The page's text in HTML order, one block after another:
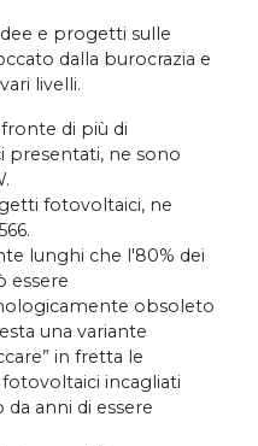
e progetti sulle
dalla burocrazia e
livelli.
di più di
presentati, ne sono
fotovoltaici, ne
lunghi che l'80% dei
essere
obsoleto
una variante
in fretta le
incagliati
anni di essere